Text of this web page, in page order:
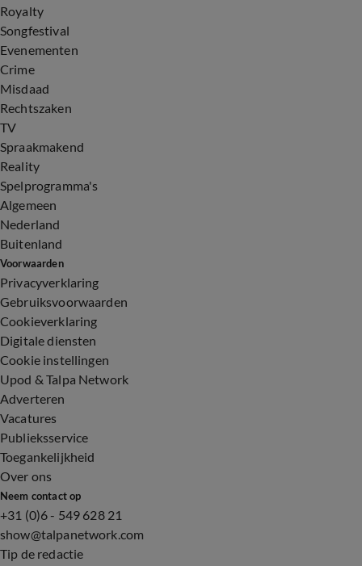
Royalty
Songfestival
Evenementen
Crime
Misdaad
Rechtszaken
TV
Spraakmakend
Reality
Spelprogramma's
Algemeen
Nederland
Buitenland
Voorwaarden
Privacyverklaring
Gebruiksvoorwaarden
Cookieverklaring
Digitale diensten
Cookie instellingen
Upod & Talpa Network
Adverteren
Vacatures
Publieksservice
Toegankelijkheid
Over ons
Neem contact op
+31 (0)6 - 549 628 21
show@talpanetwork.com
Tip de redactie